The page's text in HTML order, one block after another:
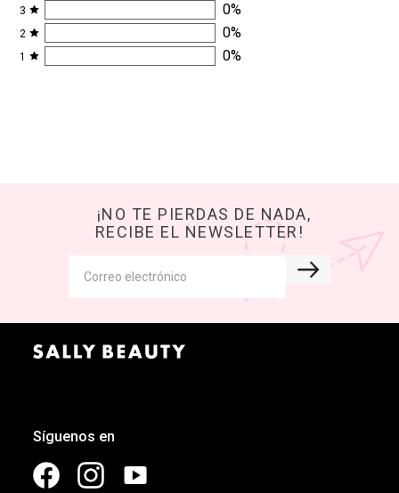
3 0%
2 0%
1 0%
¡NO TE PIERDAS DE NADA,
RECIBE EL NEWSLETTER!
Síguenos en